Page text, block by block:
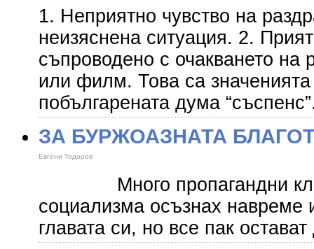
1. Неприятно чувство на
неизяснена ситуация. 2.
съпроводено с очакването на
или филм. Това са
побългарената дума
ЗА БУРЖОАЗНАТА
Евгени Тодоров
Много пропагандни
социализма осъзнах навреме
главата си, но все пак